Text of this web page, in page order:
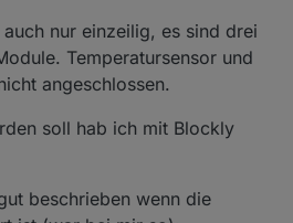
nur einzeilig, es sind drei
Temperatursensor und
angeschlossen.
soll hab ich mit Blockly
beschrieben wenn die